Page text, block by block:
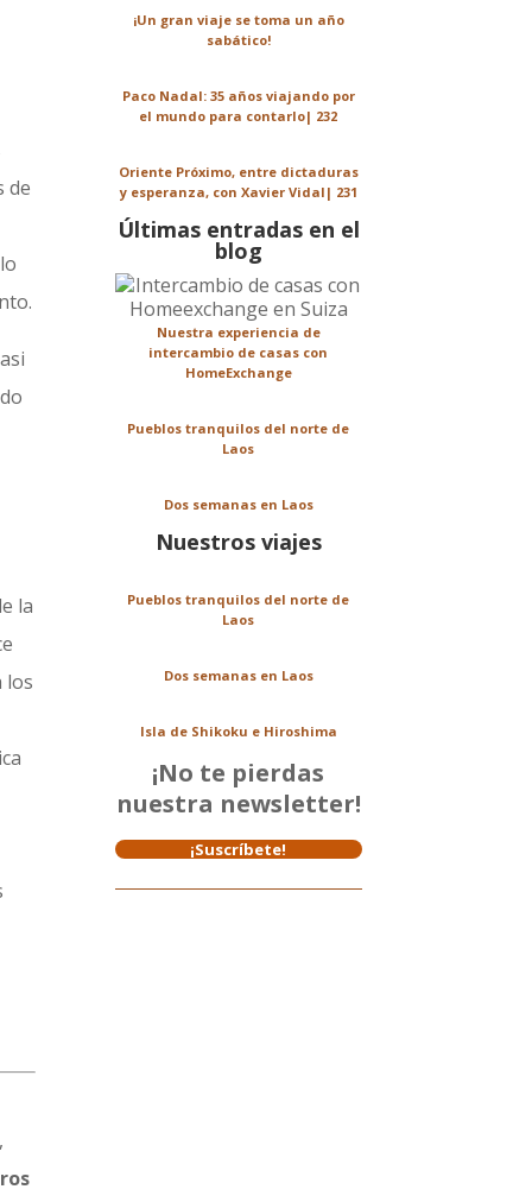
de
la
los
¡Un gran viaje se toma un año
sabático!
Paco Nadal: 35 años viajando por
el mundo para contarlo| 232
Oriente Próximo, entre dictaduras
y esperanza, con Xavier Vidal| 231
Últimas entradas en el
blog
Nuestra experiencia de
intercambio de casas con
HomeExchange
Pueblos tranquilos del norte de
Laos
Dos semanas en Laos
Nuestros viajes
Pueblos tranquilos del norte de
Laos
Dos semanas en Laos
Isla de Shikoku e Hiroshima
¡No te pierdas
nuestra newsletter!
¡Suscríbete!